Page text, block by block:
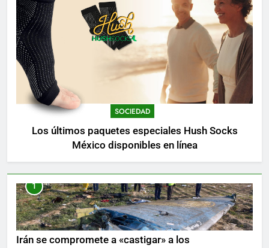
SOCIEDAD
Los últimos paquetes especiales Hush Socks
México disponibles en línea
1
Irán se compromete a «castigar» a los